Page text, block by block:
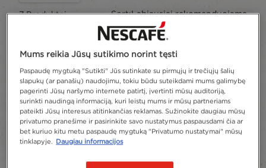
7 Produktai Sort:Labiausiai rekomenduojama
Mums reikia Jūsų sutikimo norint tęsti
Paspaudę mygtuką "Sutikti" Jūs sutinkate su pirmųjų ir trečiųjų šalių
slapukų (ar panašių) naudojimu, tokiu būdu suteikdami mums galimybę
pagerinti Jūsų naršymo internete patirtį, įvertinti mūsų auditoriją,
surinkti naudingą informaciją, kuri leistų mums ir mūsų partneriams
pateikti Jūsų interesus atitinkančias reklamas. Sužinokite daugiau mūsų
privatumo pranešime ir pasirinkite savo nustatymus paspausdami čia ar
bet kuriuo kitu metu paspaudę mygtuką "Privatumo nustatymai" mūsų
tinklapyje. Daugiau informacijos